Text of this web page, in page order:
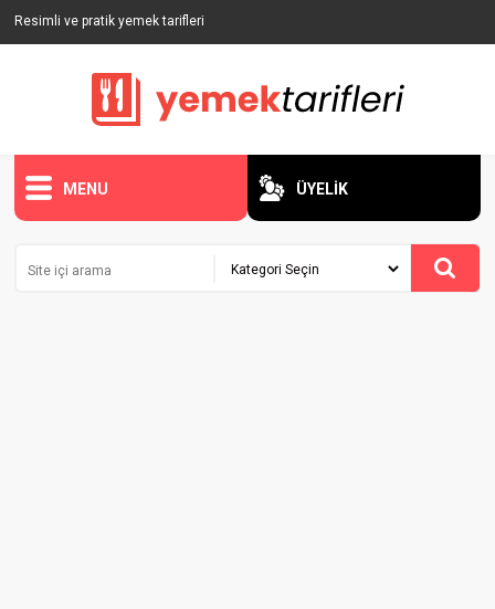
Resimli ve pratik yemek tarifleri
MENU ÜYELİK